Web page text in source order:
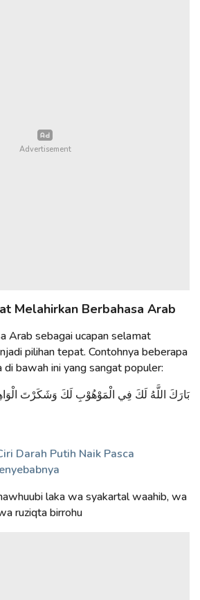
Melahirkan Berbahasa Arab
Arab sebagai ucapan selamat
pilihan tepat. Contohnya beberapa
di bawah ini yang sangat populer:
بَارَكَ اللَّهُ لَكَ فِي الْمَوْهُوْبِ لَكَ وَشَكَرْتَ
Darah Putih Naik Pasca
laka wa syakartal waahib, wa
ruziqta birrohu